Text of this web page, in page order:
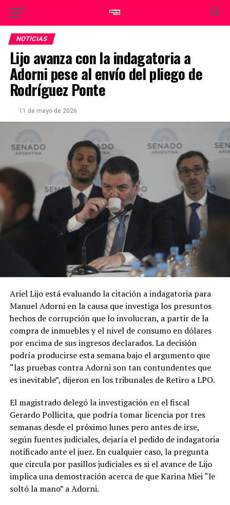
NOTICIAS
Lijo avanza con la indagatoria a
Adorni pese al envío del pliego de
Rodríguez Ponte
11 de mayo de 2026
Ariel Lijo está evaluando la citación a indagatoria para
Manuel Adorni en la causa que investiga los presuntos
hechos de corrupción que lo involucran, a partir de la
compra de inmuebles y el nivel de consumo en dólares
por encima de sus ingresos declarados. La decisión
podría producirse esta semana bajo el argumento que
“las pruebas contra Adorni son tan contundentes que
es inevitable”, dijeron en los tribunales de Retiro a LPO.
El magistrado delegó la investigación en el fiscal
Gerardo Pollicita, que podría tomar licencia por tres
semanas desde el próximo lunes pero antes de irse,
según fuentes judiciales, dejaría el pedido de indagatoria
notificado ante el juez. En cualquier caso, la pregunta
que circula por pasillos judiciales es si el avance de Lijo
implica una demostración acerca de que Karina Miei “le
soltó la mano” a Adorni.